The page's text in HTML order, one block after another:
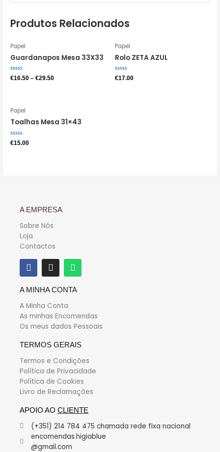
Produtos Relacionados
Papel
Guardanapos Mesa 33X33
Avaliação
0
€16.50 –€29.50
Papel
Rolo ZETA AZUL
Avaliação
0
€17.00
Papel
Toalhas Mesa 31×43
Avaliação
0
€15.00
A EMPRESA
Sobre Nós
Loja
Contactos
A MINHA CONTA
A Minha Conta
As minhas Encomendas
Os meus dados Pessoais
TERMOS GERAIS
Termos e Condições
Política de Privacidade
Política de Cookies
Livro de Reclamações
APOIO AO CLIENTE
(+351) 214 784 475 chamada rede fixa nacional
encomendas.higiablue
@gmail.com